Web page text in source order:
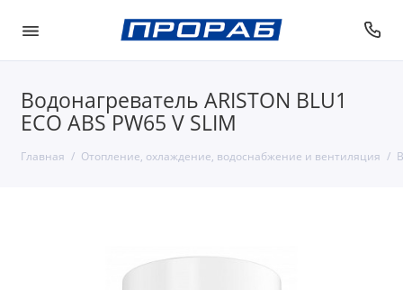
Водонагреватель ARISTON BLU1
ECO ABS PW65 V SLIM
Главная Отопление, охлаждение, водоснабжение и вентиляция